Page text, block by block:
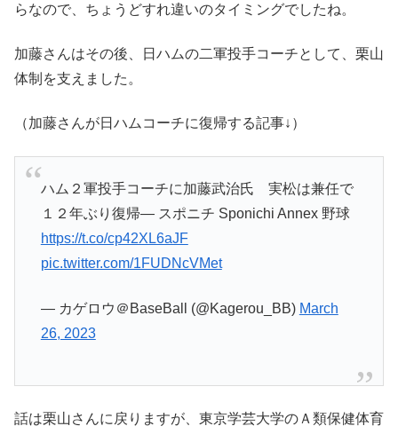
らなので、ちょうどすれ違いのタイミングでしたね。
加藤さんはその後、日ハムの二軍投手コーチとして、栗山
体制を支えました。
（加藤さんが日ハムコーチに復帰する記事↓）
ハム２軍投手コーチに加藤武治氏 実松は兼任で
１２年ぶり復帰― スポニチ Sponichi Annex 野球
https://t.co/cp42XL6aJF
pic.twitter.com/1FUDNcVMet
— カゲロウ＠BaseBall (@Kagerou_BB) March
26, 2023
話は栗山さんに戻りますが、東京学芸大学のＡ類保健体育